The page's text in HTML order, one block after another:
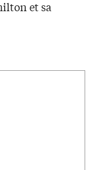
et sa